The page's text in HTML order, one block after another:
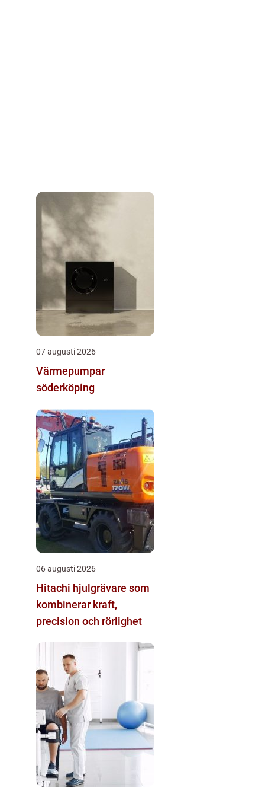
07 augusti 2026
Värmepumpar
söderköping
06 augusti 2026
Hitachi hjulgrävare som
kombinerar kraft,
precision och rörlighet